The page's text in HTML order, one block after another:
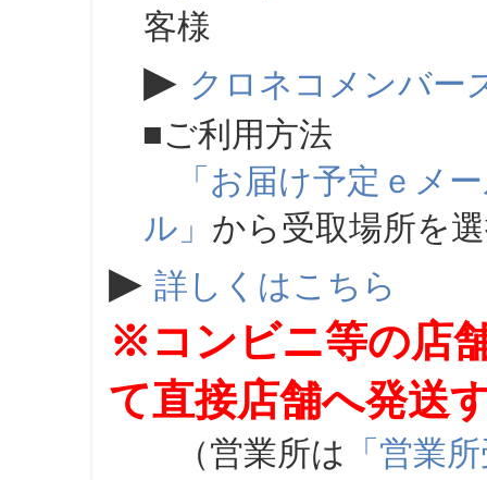
客様
▶ クロネコメンバー
■ご利用方法
「お届け予定ｅメ
ル」 から受取場所を
▶ 詳しくはこちら
※コンビニ等の店
て直接店舗へ発送
（営業所は 「営業